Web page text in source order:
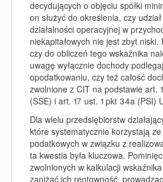
decydujących o objęciu spółki
on służyć do określenia, czy
działalności operacyjnej w
niekapitałowych nie jest zbyt niski.
czy do obliczeń tego wskaźnika
uwagę wyłącznie dochody
opodatkowaniu, czy też całość
zwolnione z CIT na podstawie art.
(SSE) i art. 17 ust. 1 pkt 34a (PSI)
Dla wielu przedsiębiorstw
które systematycznie korzystają
podatkowych w związku z
ta kwestia była kluczowa.
zwolnionych w kalkulacji
zaniżać ich rentowność,